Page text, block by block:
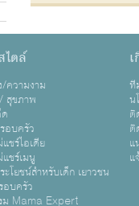
ไตล์
ความงาม
สุขภาพ
อบครัว
ชร์ไอเดีย
ชร์เมนู
โยชน์สำหรับเด็ก เยาวชน
อบครัว
ม Mama Expert
ที
น
ติ
ติ
แ
แ